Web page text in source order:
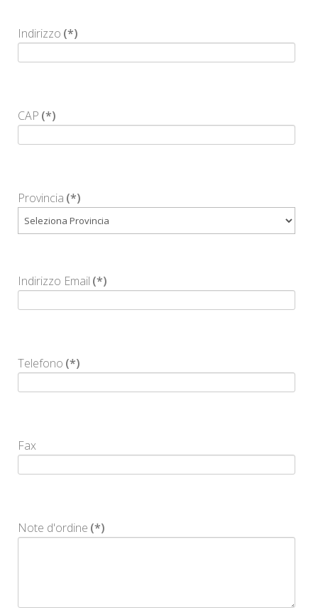
Indirizzo (*)
CAP (*)
Provincia (*)
Indirizzo Email (*)
Telefono (*)
Fax
Note d'ordine (*)